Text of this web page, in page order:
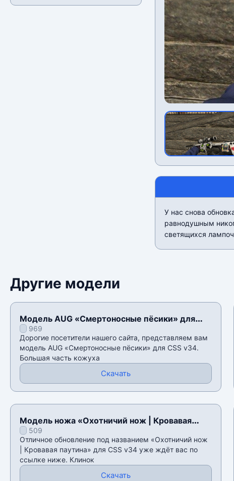
У нас снова
равнодушным
светящихся
Другие модели
Модель AUG «Смертоносные пёсики» для
CSS v34
969
Дорогие посетители нашего сайта, представляем вам
модель AUG «Смертоносные пёсики» для CSS v34.
Большая часть кожуха
Скачать
Модель ножа «Охотничий нож | Кровавая
паутина» для CSS v34
509
Отличное обновление под названием «Охотничий нож
| Кровавая паутина» для CSS v34 уже ждёт вас по
ссылке ниже. Клинок
Скачать